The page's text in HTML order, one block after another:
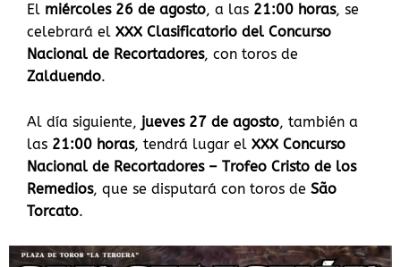
El miércoles 26 de agosto, a las 21:00 horas, se
celebrará el XXX Clasificatorio del Concurso
Nacional de Recortadores, con toros de
Zalduendo.
Al día siguiente, jueves 27 de agosto, también a
las 21:00 horas, tendrá lugar el XXX Concurso
Nacional de Recortadores – Trofeo Cristo de los
Remedios, que se disputará con toros de São
Torcato.